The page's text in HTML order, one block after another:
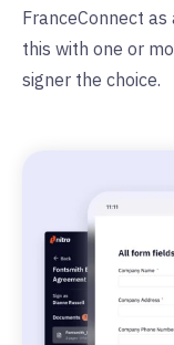
FranceConnect as
this with one or
signer the choice.